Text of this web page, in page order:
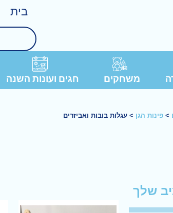
בית
משחקים חגים ועונות השנה
>פינות הגן >עגלות בובות ואביזרים
שלך